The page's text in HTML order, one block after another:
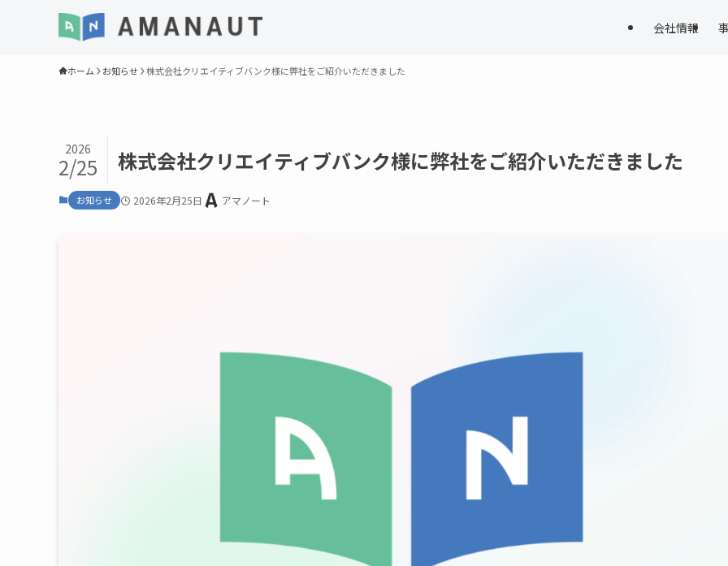
会社情報
ホーム お知らせ 株式会社クリエイティブバンク様に弊社をご紹介いただきました
株式会社クリエイティブバンク様に弊社をご紹介いただきました
2026
2/25
お知らせ 2026年2月25日 アマノート